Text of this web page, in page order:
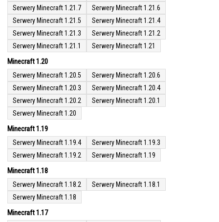
Serwery Minecraft 1.21.7
Serwery Minecraft 1.21.6
Serwery Minecraft 1.21.5
Serwery Minecraft 1.21.4
Serwery Minecraft 1.21.3
Serwery Minecraft 1.21.2
Serwery Minecraft 1.21.1
Serwery Minecraft 1.21
Minecraft 1.20
Serwery Minecraft 1.20.5
Serwery Minecraft 1.20.6
Serwery Minecraft 1.20.3
Serwery Minecraft 1.20.4
Serwery Minecraft 1.20.2
Serwery Minecraft 1.20.1
Serwery Minecraft 1.20
Minecraft 1.19
Serwery Minecraft 1.19.4
Serwery Minecraft 1.19.3
Serwery Minecraft 1.19.2
Serwery Minecraft 1.19
Minecraft 1.18
Serwery Minecraft 1.18.2
Serwery Minecraft 1.18.1
Serwery Minecraft 1.18
Minecraft 1.17